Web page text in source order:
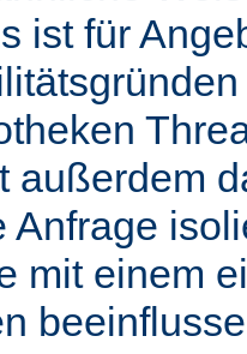
ist für
außerdem
Anfrage
mit einem